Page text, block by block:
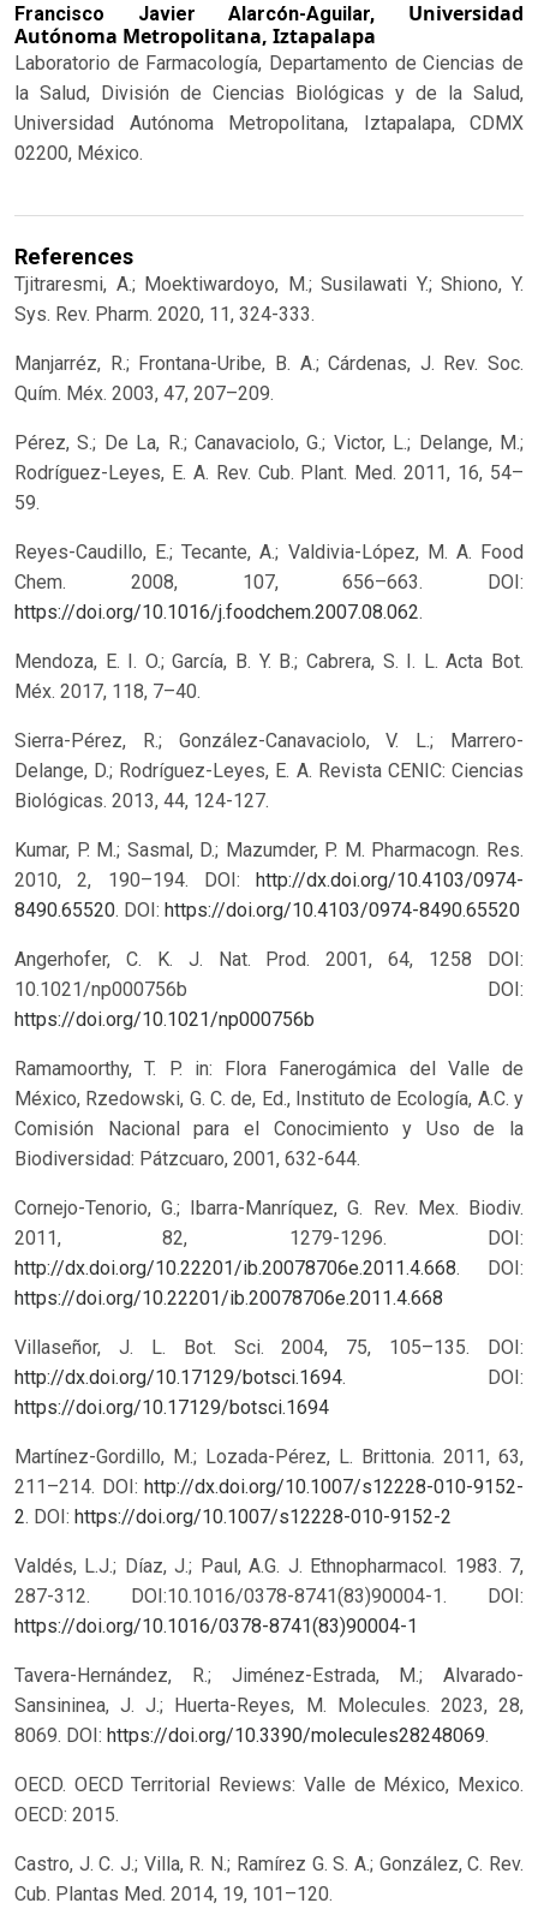
Francisco Javier Alarcón-Aguilar, Universidad
Autónoma Metropolitana, Iztapalapa
Laboratorio de Farmacología, Departamento de Ciencias de
la Salud, División de Ciencias Biológicas y de la Salud,
Universidad Autónoma Metropolitana, Iztapalapa, CDMX
02200, México.
References
Tjitraresmi, A.; Moektiwardoyo, M.; Susilawati Y.; Shiono, Y.
Sys. Rev. Pharm. 2020, 11, 324-333.
Manjarréz, R.; Frontana-Uribe, B. A.; Cárdenas, J. Rev. Soc.
Quím. Méx. 2003, 47, 207–209.
Pérez, S.; De La, R.; Canavaciolo, G.; Victor, L.; Delange, M.;
Rodríguez-Leyes, E. A. Rev. Cub. Plant. Med. 2011, 16, 54–
59.
Reyes-Caudillo, E.; Tecante, A.; Valdivia-López, M. A. Food
Chem. 2008, 107, 656–663. DOI:
https://doi.org/10.1016/j.foodchem.2007.08.062.
Mendoza, E. I. O.; García, B. Y. B.; Cabrera, S. I. L. Acta Bot.
Méx. 2017, 118, 7–40.
Sierra-Pérez, R.; González-Canavaciolo, V. L.; Marrero-
Delange, D.; Rodríguez-Leyes, E. A. Revista CENIC: Ciencias
Biológicas. 2013, 44, 124-127.
Kumar, P. M.; Sasmal, D.; Mazumder, P. M. Pharmacogn. Res.
2010, 2, 190–194. DOI: http://dx.doi.org/10.4103/0974-
8490.65520. DOI: https://doi.org/10.4103/0974-8490.65520
Angerhofer, C. K. J. Nat. Prod. 2001, 64, 1258 DOI:
10.1021/np000756b DOI:
https://doi.org/10.1021/np000756b
Ramamoorthy, T. P. in: Flora Fanerogámica del Valle de
México, Rzedowski, G. C. de, Ed., Instituto de Ecología, A.C. y
Comisión Nacional para el Conocimiento y Uso de la
Biodiversidad: Pátzcuaro, 2001, 632-644.
Cornejo-Tenorio, G.; Ibarra-Manríquez, G. Rev. Mex. Biodiv.
2011, 82, 1279-1296. DOI:
http://dx.doi.org/10.22201/ib.20078706e.2011.4.668. DOI:
https://doi.org/10.22201/ib.20078706e.2011.4.668
Villaseñor, J. L. Bot. Sci. 2004, 75, 105–135. DOI:
http://dx.doi.org/10.17129/botsci.1694. DOI:
https://doi.org/10.17129/botsci.1694
Martínez-Gordillo, M.; Lozada-Pérez, L. Brittonia. 2011, 63,
211–214. DOI: http://dx.doi.org/10.1007/s12228-010-9152-
2. DOI: https://doi.org/10.1007/s12228-010-9152-2
Valdés, L.J.; Díaz, J.; Paul, A.G. J. Ethnopharmacol. 1983. 7,
287-312. DOI:10.1016/0378-8741(83)90004-1. DOI:
https://doi.org/10.1016/0378-8741(83)90004-1
Tavera-Hernández, R.; Jiménez-Estrada, M.; Alvarado-
Sansininea, J. J.; Huerta-Reyes, M. Molecules. 2023, 28,
8069. DOI: https://doi.org/10.3390/molecules28248069.
OECD. OECD Territorial Reviews: Valle de México, Mexico.
OECD: 2015.
Castro, J. C. J.; Villa, R. N.; Ramírez G. S. A.; González, C. Rev.
Cub. Plantas Med. 2014, 19, 101–120.